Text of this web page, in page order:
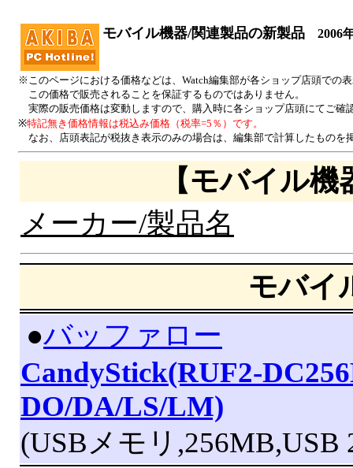
モバイル機器/関連製品の新製品 2006
※このページにおける価格などは、Watch編集部が各ショップ店頭での
この価格で販売されることを保証するものではありません。
実際の販売価格は変動しますので、購入時に各ショップ店頭にてご確
※特記無き価格情報は税込み価格（税率=5％）です。
なお、店頭表記が税抜き表示のみの場合は、編集部で計算したものを
【モバイル
メーカー/製品名
モバイ
●バッファロー
CandyStick(RUF2-
DO/DA/LS/LM)
(USBメモリ,256MB,USB